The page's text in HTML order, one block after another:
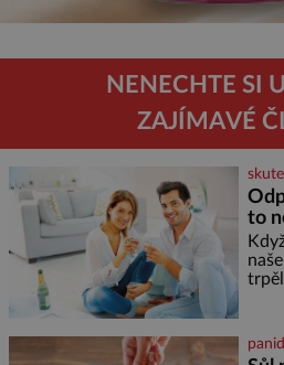
NENECHTE SI
ZAJÍMAVÉ
to